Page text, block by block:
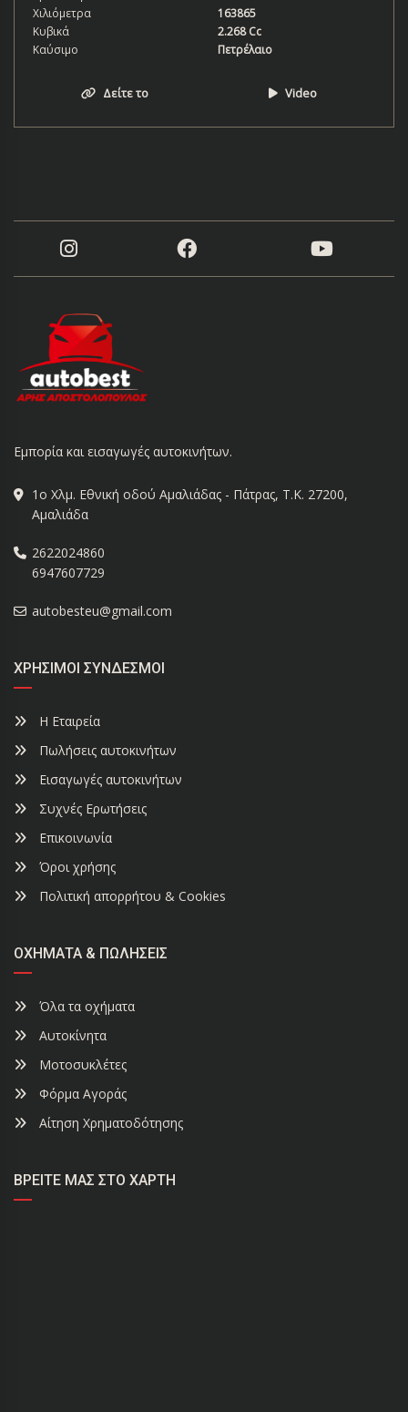
Χιλιόμετρα
163865
Κυβικά
2.268 Cc
Καύσιμο
Πετρέλαιο
Δείτε το Video
Εμπορία και εισαγωγές αυτοκινήτων.
1ο Χλμ. Εθνική οδού Αμαλιάδας - Πάτρας, Τ.Κ. 27200,
Αμαλιάδα
2622024860
6947607729
autobesteu@gmail.com
ΧΡΉΣΙΜΟΙ ΣΎΝΔΕΣΜΟΙ
Η Εταιρεία
Πωλήσεις αυτοκινήτων
Εισαγωγές αυτοκινήτων
Συχνές Ερωτήσεις
Επικοινωνία
Όροι χρήσης
Πολιτική απορρήτου & Cookies
ΟΧΉΜΑΤΑ & ΠΩΛΉΣΕΙΣ
Όλα τα οχήματα
Αυτοκίνητα
Μοτοσυκλέτες
Φόρμα Αγοράς
Αίτηση Χρηματοδότησης
ΒΡΕΊΤΕ ΜΑΣ ΣΤΟ ΧΆΡΤΗ